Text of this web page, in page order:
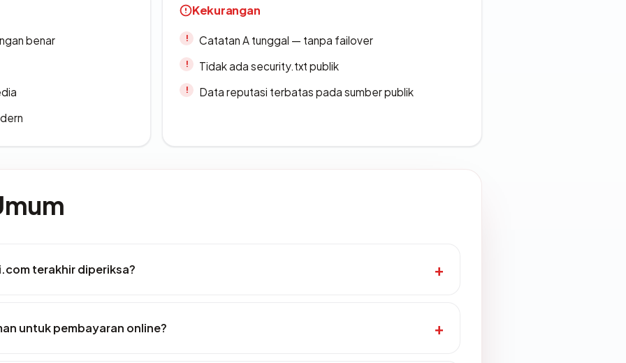
benar
Kekurangan
Catatan A tunggal — tanpa failover
Tidak ada security.txt publik
Data reputasi terbatas pada sumber publik
terakhir diperiksa?
untuk pembayaran online?